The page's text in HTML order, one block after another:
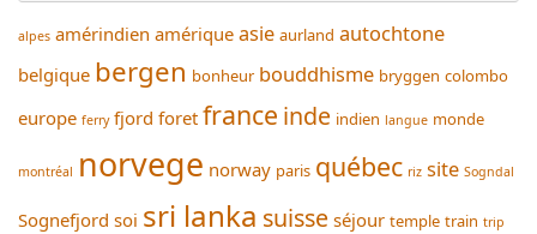
alpes amérindien amérique asie aurland autochtone
belgique bergen bonheur bouddhisme bryggen colombo
europe ferry fjord foret france inde indien langue monde
montréal norvege norway paris québec riz site Sogndal
Sognefjord soi sri lanka suisse séjour temple train trip